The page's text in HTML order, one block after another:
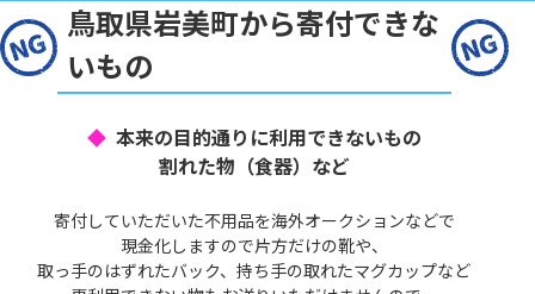
鳥取県岩美町から寄付できな
いもの
本来の目的通りに利用できないもの
割れた物（食器）など
寄付していただいた不用品を海外オークションなどで
現金化しますので片方だけの靴や、
取っ手のはずれたバック、持ち手の取れたマグカップなど